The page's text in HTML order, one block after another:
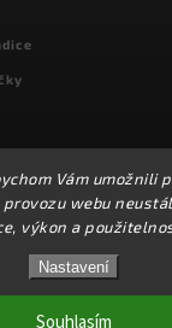
Vám umožnili
provozu webu
výkon a
Nastavení
Souhlasím
máme zavřeno z
zůstává v provozu,
v pondělí 17.8.2026.
noze.cz
nastavení cookies